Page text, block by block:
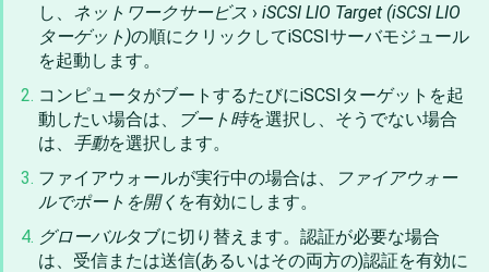
し、 ネットワークサービス › iSCSI LIO Target (iSCSI LIO
ターゲット)の順にクリックしてiSCSIサーバモジュール
を起動します。
コンピュータがブートするたびにiSCSIターゲットを起
動したい場合は、
ブート時を選択し、そうでない場合
は、 手動を選択します。
ファイアウォールが実行中の場合は、
ファイアウォー
ルでポートを開く を有効にします。
グローバルタブに切り替えます。認証が必要な場合
は、受信または送信(あるいはその両方の)認証を有効に